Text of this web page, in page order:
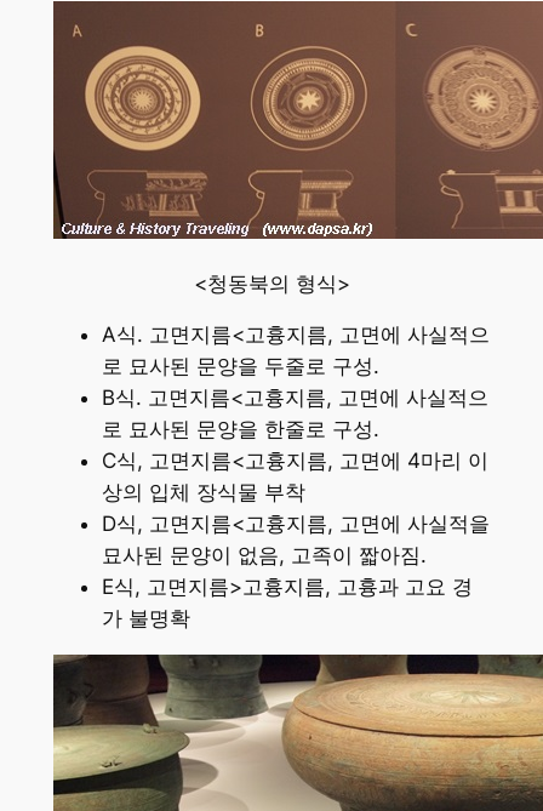
<청동북의 형식>
A식. 고면지름<고흉지름, 고면에 사실적으
로 묘사된 문양을 두줄로 구성.
B식. 고면지름<고흉지름, 고면에 사실적으
로 묘사된 문양을 한줄로 구성.
C식, 고면지름<고흉지름, 고면에 4마리 이
상의 입체 장식물 부착
D식, 고면지름<고흉지름, 고면에 사실적을
묘사된 문양이 없음, 고족이 짧아짐.
E식, 고면지름>고흉지름, 고흉과 고요 경
가 불명확